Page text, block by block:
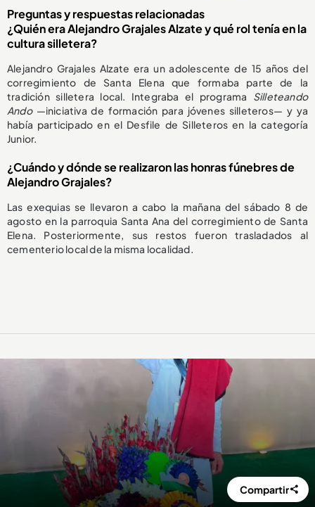
Preguntas y respuestas relacionadas
¿Quién era Alejandro Grajales Alzate y qué rol tenía en la
cultura silletera?
Alejandro Grajales Alzate era un adolescente de 15 años del
corregimiento de Santa Elena que formaba parte de la
tradición silletera local. Integraba el programa Silleteando
Ando—iniciativa de formación para jóvenes silleteros— y ya
había participado en el Desfile de Silleteros en la categoría
Junior.
¿Cuándo y dónde se realizaron las honras fúnebres de
Alejandro Grajales?
Las exequias se llevaron a cabo la mañana del sábado 8 de
agosto en la parroquia Santa Ana del corregimiento de Santa
Elena. Posteriormente, sus restos fueron trasladados al
cementerio local de la misma localidad.
Compartir